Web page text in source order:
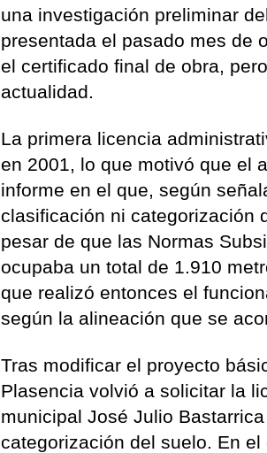
una investigación preliminar
presentada el pasado mes de
el certificado final de obra,
actualidad.
La primera licencia
en 2001, lo que motivó que el
informe en el que, según
clasificación ni categorización
pesar de que las Normas
ocupaba un total de 1.910
que realizó entonces el
según la alineación que se
Tras modificar el proyecto
Plasencia volvió a solicitar la
municipal José Julio
categorización del suelo. En